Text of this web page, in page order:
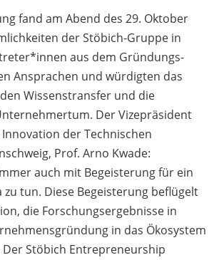
fand am Abend des 29. Oktober
der Stöbich-Gruppe in
aus dem Gründungs-
Ansprachen und würdigten das
Wissenstransfer und die
Der Vizepräsident
der Technischen
Prof. Arno Kwade:
auch mit Begeisterung für ein
zu tun. Diese Begeisterung beflügelt
die Forschungsergebnisse in
in das Ökosystem
Stöbich Entrepreneurship